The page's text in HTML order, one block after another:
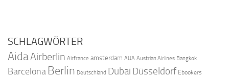
SCHLAGWÖRTER
AidaAirberlin Airfrance amsterdam AUA Austrian Airlines Bangkok
Barcelona Berlin Deutschland Dubai Düsseldorf Ebookers